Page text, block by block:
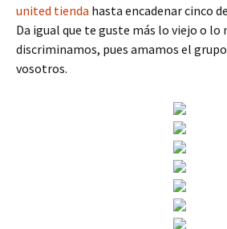
united tienda hasta encadenar cinco
Da igual que te guste más lo viejo o lo
discriminamos, pues amamos el
vosotros.